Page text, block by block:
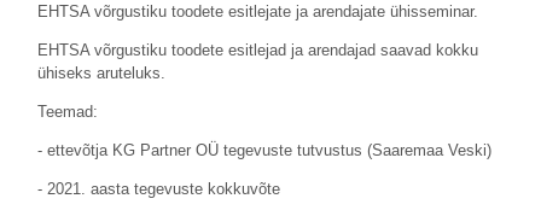
EHTSA võrgustiku toodete esitlejate ja arendajate ühisseminar.
EHTSA võrgustiku toodete esitlejad ja arendajad saavad kokku
ühiseks aruteluks.
Teemad:
- ettevõtja KG Partner OÜ tegevuste tutvustus (Saaremaa Veski)
- 2021. aasta tegevuste kokkuvõte